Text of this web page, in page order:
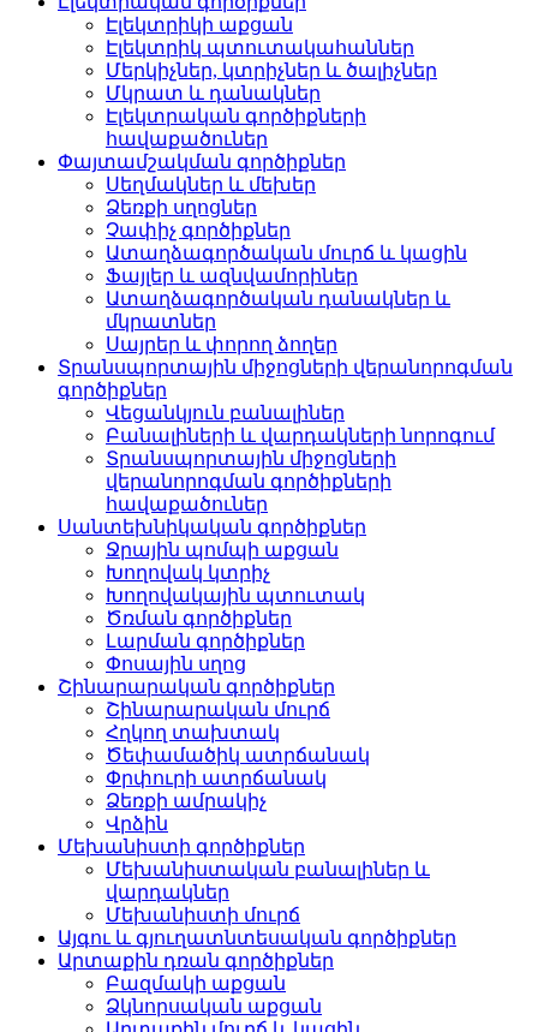
Էլեկտրիկի աքցան
Էլեկտրիկ պտուտակահաններ
Մերկիչներ, կտրիչներ և ծալիչներ
Մկրատ և դանակներ
Էլեկտրական գործիքների
հավաքածուներ
Փայտամշակման գործիքներ
Սեղմակներ և մեխեր
Ձեռքի սղոցներ
Չափիչ գործիքներ
Ատաղձագործական մուրճ և կացին
Ֆայլեր և ազնվամորիներ
Ատաղձագործական դանակներ և
մկրատներ
Սայրեր և փորող ձողեր
Տրանսպորտային միջոցների վերանորոգման
գործիքներ
Վեցանկյուն բանալիներ
Բանալիների և վարդակների նորոգում
Տրանսպորտային միջոցների
վերանորոգման գործիքների
հավաքածուներ
Սանտեխնիկական գործիքներ
Ջրային պոմպի աքցան
Խողովակ կտրիչ
Խողովակային պտուտակ
Ծռման գործիքներ
Լարման գործիքներ
Փոսային սղոց
Շինարարական գործիքներ
Շինարարական մուրճ
Հղկող տախտակ
Ծեփամածիկ ատրճանակ
Փրփուրի ատրճանակ
Ձեռքի ամրակիչ
Վրձին
Մեխանիստի գործիքներ
Մեխանիստական ​​​​բանալիներ և
վարդակներ
Մեխանիստի մուրճ
Այգու և գյուղատնտեսական գործիքներ
Արտաքին դռան գործիքներ
Բազմակի աքցան
Ձկնորսական աքցան